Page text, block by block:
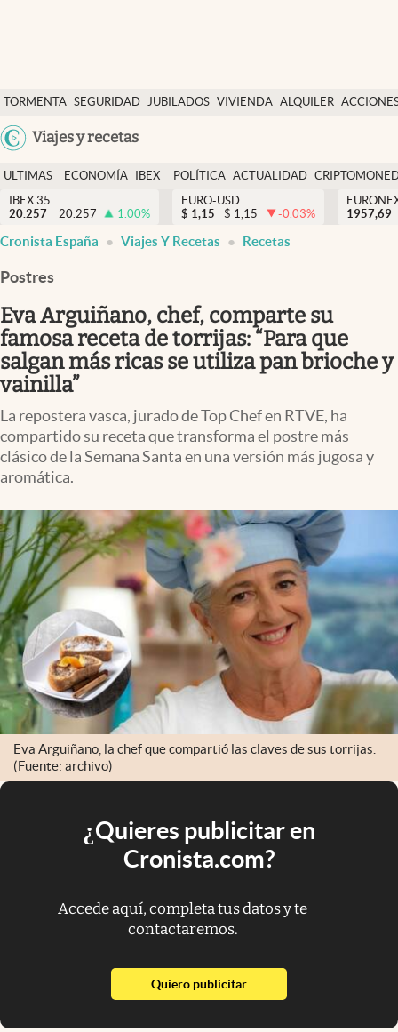
TORMENTA SEGURIDAD JUBILADOS VIVIENDA ALQUILER
USA
Viajes y recetas
Economía y finanzas
Política
Actualidad
Criptomonedas
España
ULTIMAS
NOTICIAS
ECONOMÍA
FINANZAS
IBEX
EURO
POLÍTICA ACTUALIDAD
IBEX 35
20.257
20.257 1.00%
EURO-USD
$ 1,15 $ 1,15 -0.03%
1957,69
Cronista España Viajes Y Recetas Recetas
Postres
Eva Arguiñano, chef, comparte su
famosa receta de torrijas: “Para que
salgan más ricas se utiliza pan brioche y
vainilla”
La repostera vasca, jurado de Top Chef en RTVE, ha
compartido su receta que transforma el postre más
clásico de la Semana Santa en una versión más jugosa y
aromática.
Eva Arguiñano, la chef que compartió las claves de sus torrijas.
(Fuente: archivo)
¿Quieres publicitar en
Cronista.com?
Accede aquí, completa tus datos y te
contactaremos.
Quiero publicitarabre en nueva pestaña